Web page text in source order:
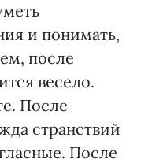
и понимать,
после
весело.
После
странствий
После